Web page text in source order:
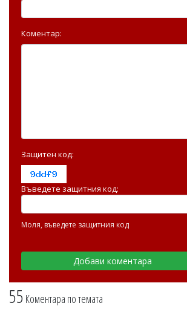
55 Коментара по темата
Коментар:
Защитен код:
Въведете защитния код:
Моля, въведете защитния код